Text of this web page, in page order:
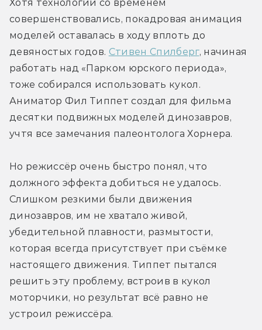
Хотя технологии со временем
совершенствовались, покадровая анимация
моделей оставалась в ходу вплоть до
девяностых годов. Стивен Спилберг, начиная
работать над «Парком юрского периода»,
тоже собирался использовать кукол.
Аниматор Фил Типпет создал для фильма
десятки подвижных моделей динозавров,
учтя все замечания палеонтолога Хорнера.
Но режиссёр очень быстро понял, что
должного эффекта добиться не удалось.
Слишком резкими были движения
динозавров, им не хватало живой,
убедительной плавности, размытости,
которая всегда присутствует при съёмке
настоящего движения. Типпет пытался
решить эту проблему, встроив в кукол
моторчики, но результат всё равно не
устроил режиссёра.